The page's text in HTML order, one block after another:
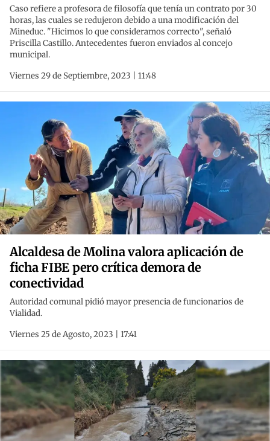
Caso refiere a profesora de filosofía que tenía un contrato por 30
horas, las cuales se redujeron debido a una modificación del
Mineduc. "Hicimos lo que consideramos correcto", señaló
Priscilla Castillo. Antecedentes fueron enviados al concejo
municipal.
Viernes 29 de Septiembre, 2023 | 11:48
Alcaldesa de Molina valora aplicación de
ficha FIBE pero crítica demora de
conectividad
Autoridad comunal pidió mayor presencia de funcionarios de
Vialidad.
Viernes 25 de Agosto, 2023 | 17:41